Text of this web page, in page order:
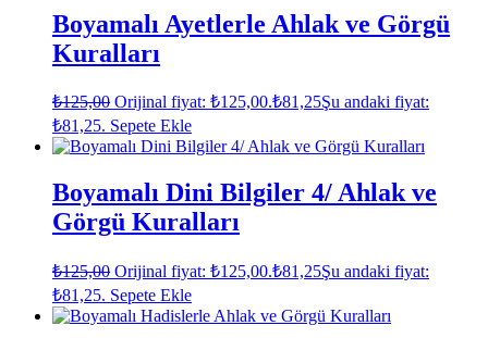
Boyamalı Ayetlerle Ahlak ve Görgü
Kuralları
₺125,00 Orijinal fiyat: ₺125,00.₺81,25Şu andaki fiyat:
₺81,25. Sepete Ekle
Boyamalı Dini Bilgiler 4/ Ahlak ve
Görgü Kuralları
₺125,00 Orijinal fiyat: ₺125,00.₺81,25Şu andaki fiyat:
₺81,25. Sepete Ekle